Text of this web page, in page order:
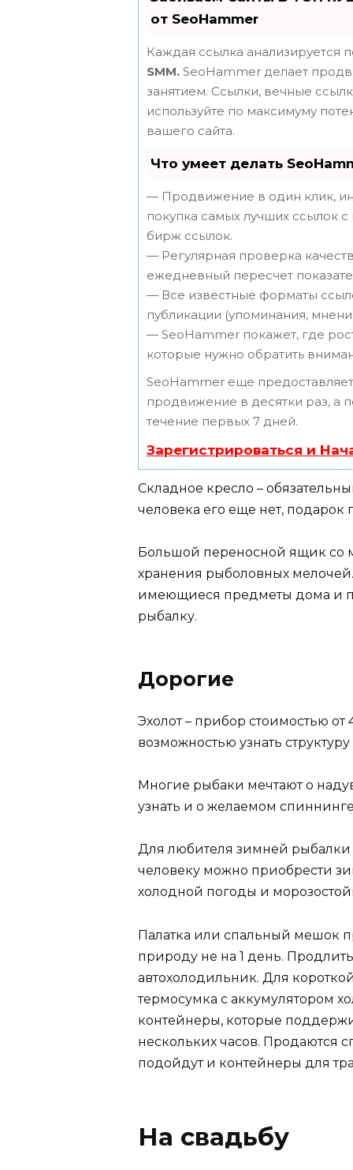
от SeoHammer
Каждая ссылка анализируется
SMM. SeoHammer делает
занятием. Ссылки, вечные
используйте по максимуму
вашего сайта.
Что умеет делать
— Продвижение в один клик,
покупка самых лучших ссылок
бирж ссылок.
— Регулярная проверка
ежедневный пересчет
— Все известные форматы
публикации (упоминания,
— SeoHammer покажет, где
которые нужно обратить
SeoHammer еще
продвижение в десятки раз, а
течение первых 7 дней.
Зарегистрироваться и
Складное кресло –
человека его еще нет, подарок
Большой переносной ящик со
хранения рыболовных
имеющиеся предметы дома и
рыбалку.
Дорогие
Эхолот – прибор стоимостью
возможностью узнать
Многие рыбаки мечтают о
узнать и о желаемом
Для любителя зимней рыбалки
человеку можно приобрести
холодной погоды и
Палатка или спальный мешок
природу не на 1 день.
автохолодильник. Для
термосумка с аккумулятором
контейнеры, которые
нескольких часов. Продаются
подойдут и контейнеры для
На свадьбу